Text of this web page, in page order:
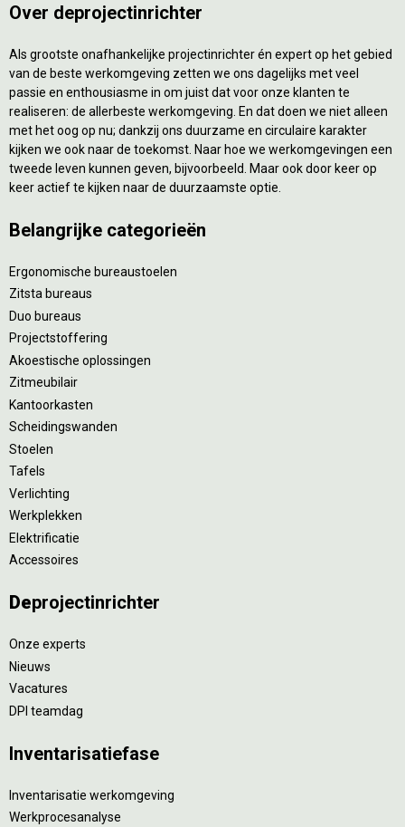
Over deprojectinrichter
Als grootste onafhankelijke projectinrichter én expert op het gebied
van de beste werkomgeving zetten we ons dagelijks met veel
passie en enthousiasme in om juist dat voor onze klanten te
realiseren: de allerbeste werkomgeving. En dat doen we niet alleen
met het oog op nu; dankzij ons duurzame en circulaire karakter
kijken we ook naar de toekomst. Naar hoe we werkomgevingen een
tweede leven kunnen geven, bijvoorbeeld. Maar ook door keer op
keer actief te kijken naar de duurzaamste optie.
Belangrijke categorieën
Ergonomische bureaustoelen
Zitsta bureaus
Duo bureaus
Projectstoffering
Akoestische oplossingen
Zitmeubilair
Kantoorkasten
Scheidingswanden
Stoelen
Tafels
Verlichting
Werkplekken
Elektrificatie
Accessoires
Deprojectinrichter
Onze experts
Nieuws
Vacatures
DPI teamdag
Inventarisatiefase
Inventarisatie werkomgeving
Werkprocesanalyse